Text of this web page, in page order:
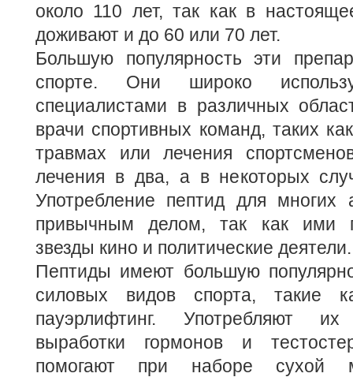
около 110 лет, так как в
доживают и до 60 или 70 лет.
Большую популярность эти
спорте. Они широко
специалистами в различных
врачи спортивных команд, таких
травмах или лечения
лечения в два, а в некоторых
Употребление пептид для многих
привычным делом, так как ими
звезды кино и политические деятели.
Пептиды имеют большую
силовых видов спорта, такие
пауэрлифтинг. Употребляют
выработки гормонов и
помогают при наборе сухой